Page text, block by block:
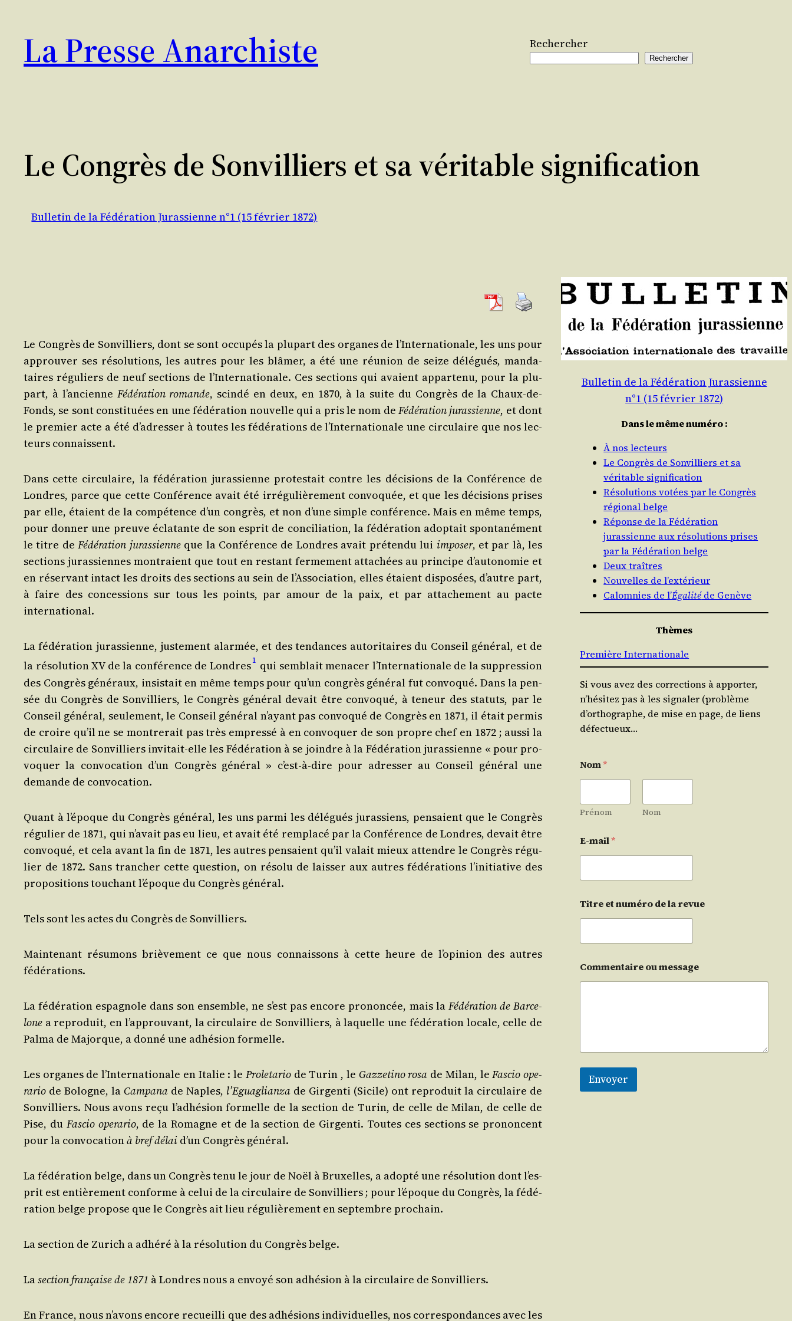
contenu
La Presse Anarchiste Rechercher
Rechercher
Le Congrès de Sonvilliers et sa véritable signification
Bulletin de la Fédération Jurassienne n°1 (15 février 1872)
Le Congrès de Son­vil­liers, dont se sont occu­pés la plu­part des organes de l’In­ter­na­tio­nale, les uns pour
approu­ver ses réso­lu­tions, les autres pour les blâ­mer, a été une réunion de seize délé­gués, man­da­
taires régu­liers de neuf sec­tions de l’In­ter­na­tio­nale. Ces sec­tions qui avaient appar­te­nu, pour la plu­
part, à l’an­cienne Fédé­ra­tion romande, scin­dé en deux, en 1870, à la suite du Congrès de la Chaux-de-
Fonds, se sont consti­tuées en une fédé­ra­tion nou­velle qui a pris le nom deFédé­ra­tion juras­sienne, et dont
le pre­mier acte a été d’a­dres­ser à toutes les fédé­ra­tions de l’In­ter­na­tio­nale une cir­cu­laire que nos lec­
teurs connaissent.
Dans cette cir­cu­laire, la fédé­ra­tion juras­sienne pro­tes­tait contre les déci­sions de la Confé­rence de
Londres, parce que cette Confé­rence avait été irré­gu­liè­re­ment convo­quée, et que les déci­sions prises
par elle, étaient de la com­pé­tence d’un congrès, et non d’une simple confé­rence. Mais en même temps,
pour don­ner une preuve écla­tante de son esprit de conci­lia­tion, la fédé­ra­tion adop­tait spon­ta­né­ment
le titre deFédé­ra­tion juras­sienneque la Confé­rence de Londres avait pré­ten­du lui impo­ser, et par là, les
sec­tions juras­siennes mon­traient que tout en res­tant fer­me­ment atta­chées au prin­cipe d’au­to­no­mie et
en réser­vant intact les droits des sec­tions au sein de l’As­so­cia­tion, elles étaient dis­po­sées, d’autre part,
à faire des conces­sions sur tous les points, par amour de la paix, et par atta­che­ment au pacte
international.
La fédé­ra­tion juras­sienne, jus­te­ment alar­mée, et des ten­dances auto­ri­taires du Conseil géné­ral, et de
la réso­lu­tion XV de la confé­rence de Londres1 qui sem­blait mena­cer l’In­ter­na­tio­nale de la sup­pres­sion
des Congrès géné­raux, insis­tait en même temps pour qu’un congrès géné­ral fut convo­qué. Dans la pen­
sée du Congrès de Son­vil­liers, le Congrès géné­ral devait être convo­qué, à teneur des sta­tuts, par le
Conseil géné­ral, seule­ment, le Conseil géné­ral n’ayant pas convo­qué de Congrès en 1871, il était per­mis
de croire qu’il ne se mon­tre­rait pas très empres­sé à en convo­quer de son propre chef en 1872 ; aus­si la
cir­cu­laire de Son­vil­liers invi­tait-elle les Fédé­ra­tion à se joindre à la Fédé­ra­tion juras­sienne « pour pro­
vo­quer la convo­ca­tion d’un Congrès géné­ral » c’est-à-dire pour adres­ser au Conseil géné­ral une
demande de convocation.
Quant à l’é­poque du Congrès géné­ral, les uns par­mi les délé­gués juras­siens, pen­saient que le Congrès
régu­lier de 1871, qui n’a­vait pas eu lieu, et avait été rem­pla­cé par la Confé­rence de Londres, devait être
convo­qué, et cela avant la fin de 1871, les autres pen­saient qu’il valait mieux attendre le Congrès régu­
lier de 1872. Sans tran­cher cette ques­tion, on réso­lu de lais­ser aux autres fédé­ra­tions l’i­ni­tia­tive des
pro­po­si­tions tou­chant l’é­poque du Congrès général.
Tels sont les actes du Congrès de Sonvilliers.
Main­te­nant résu­mons briè­ve­ment ce que nous connais­sons à cette heure de l’o­pi­nion des autres
fédérations.
La fédé­ra­tion espa­gnole dans son ensemble, ne s’est pas encore pro­non­cée, mais la Fédé­ra­tion de Bar­ce­
lone a repro­duit, en l’ap­prou­vant, la cir­cu­laire de Son­vil­liers, à laquelle une fédé­ra­tion locale, celle de
Pal­ma de Majorque, a don­né une adhé­sion formelle.
Les organes de l’In­ter­na­tio­nale en Ita­lie : le Pro­le­ta­riode Turin , le Gaz­ze­ti­no rosa de Milan, leFas­cio ope­
ra­rio de Bologne, laCam­pa­na de Naples, l’E­gua­glian­za de Gir­gen­ti (Sicile) ont repro­duit la cir­cu­laire de
Son­vil­liers. Nous avons reçu l’adhé­sion for­melle de la sec­tion de Turin, de celle de Milan, de celle de
Pise, du Fas­cio ope­ra­rio, de la Romagne et de la sec­tion de Gir­gen­ti. Toutes ces sec­tions se pro­noncent
pour la convo­ca­tionà bref délai d’un Congrès général.
La fédé­ra­tion belge, dans un Congrès tenu le jour de Noël à Bruxelles, a adop­té une réso­lu­tion dont l’es­
prit est entiè­re­ment conforme à celui de la cir­cu­laire de Son­vil­liers ; pour l’é­poque du Congrès, la fédé­
ra­tion belge pro­pose que le Congrès ait lieu régu­liè­re­ment en sep­tembre prochain.
La sec­tion de Zurich a adhé­ré à la réso­lu­tion du Congrès belge.
Lasec­tion fran­çaise de 1871 à Londres nous a envoyé son adhé­sion à la cir­cu­laire de Sonvilliers.
En France, nous n’a­vons encore recueilli que des adhé­sions indi­vi­duelles, nos cor­res­pon­dances avec les
Bulletin de la Fédération Jurassienne
n°1 (15 février 1872)
Dans le même numéro :
À nos lecteurs
Le Congrès de Sonvilliers et sa
véritable signification
Résolutions votées par le Congrès
régional belge
Réponse de la Fédération
jurassienne aux résolutions prises
par la Fédération belge
Deux traîtres
Nouvelles de l’extérieur
Calomnies de l’Égalitéde Genève
Thèmes
Première Internationale
Si vous avez des corrections à apporter,
n’hésitez pas à les signaler (problème
d’orthographe, de mise en page, de liens
défectueux…
Nom*
Prénom Nom
E-mail*
Titre et numéro de la revue
Commentaire ou message
Envoyer